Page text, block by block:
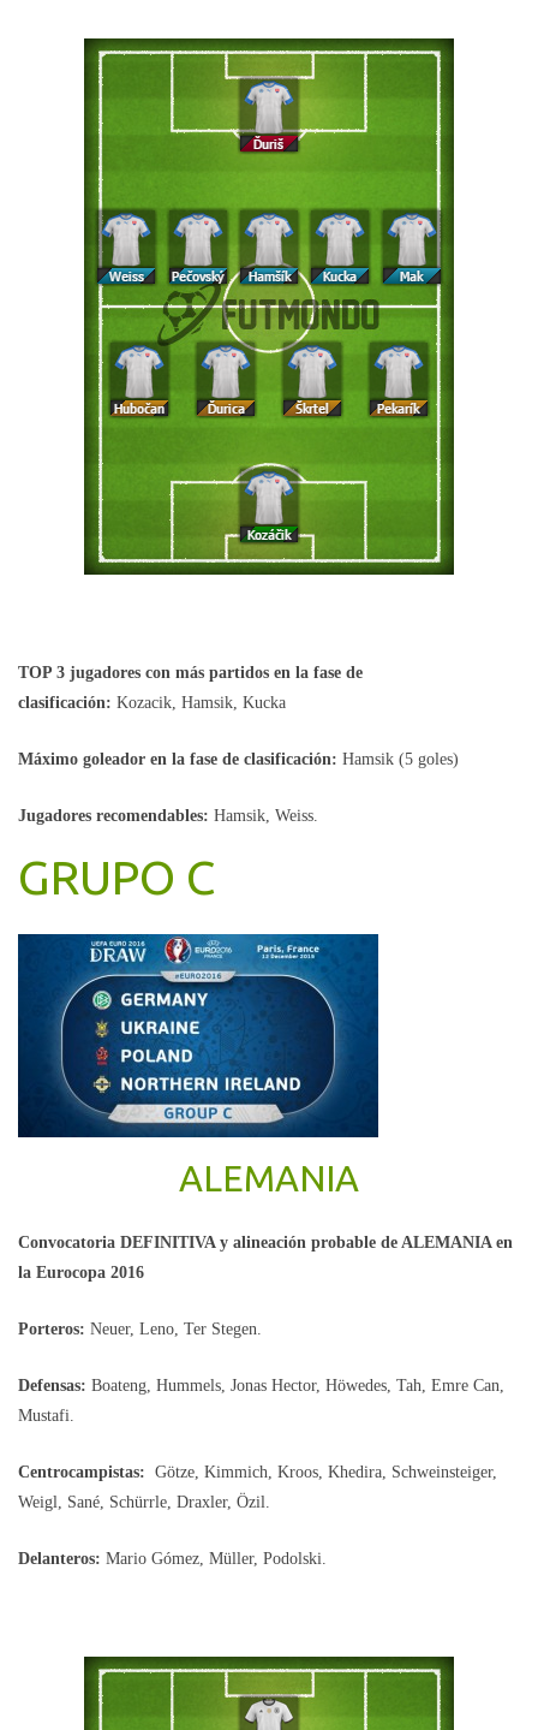
TOP 3 jugadores con más partidos en la fase de
clasificación: Kozacik, Hamsik, Kucka
Máximo goleador en la fase de clasificación: Hamsik (5 goles)
Jugadores recomendables: Hamsik, Weiss.
GRUPO C
ALEMANIA
Convocatoria DEFINITIVA y alineación probable de ALEMANIA en
la Eurocopa 2016
Porteros: Neuer, Leno, Ter Stegen.
Defensas: Boateng, Hummels, Jonas Hector, Höwedes, Tah, Emre Can,
Mustafi.
Centrocampistas: Götze, Kimmich, Kroos, Khedira, Schweinsteiger,
Weigl, Sané, Schürrle, Draxler, Özil.
Delanteros: Mario Gómez, Müller, Podolski.